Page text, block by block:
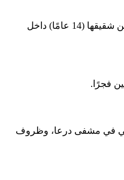
مقتل فتاة (15 عامًا) برصاص طائش من شقيقها (14 عامًا) داخل
فجرًا.
في مشفى درعا، وظروف